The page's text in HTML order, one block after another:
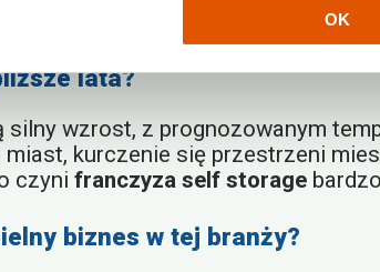
OK
lata?
silny wzrost, z prognozowanym
kurczenie się przestrzeni
czyni franczyza self storage
biznes w tej branży?